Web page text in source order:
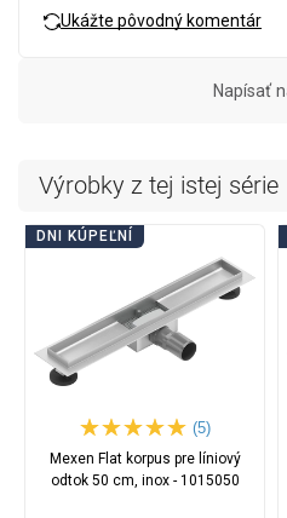
Ukážte pôvodný komentár
Napísať
Výrobky z tej istej série
DNI KÚPEĽNÍ
(5)
Mexen Flat korpus pre líniový
odtok 50 cm, inox - 1015050